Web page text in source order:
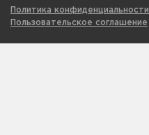
Политика конфиденциальности
Пользовательское соглашение